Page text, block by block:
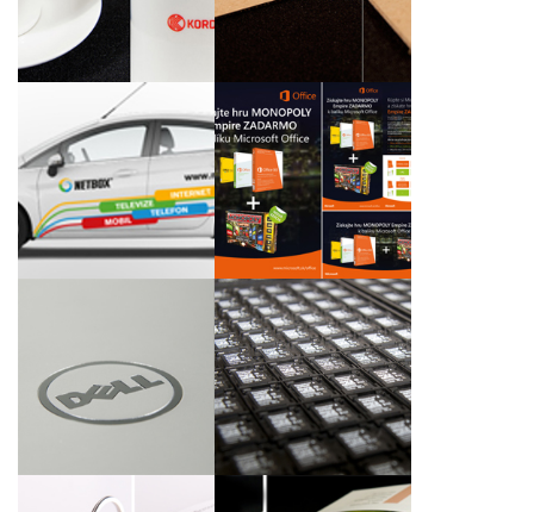
KORDÁRNA Plus a.s.
MyFoodMarket s.r.o.
Grafický návrh a
realizace polepu aut
společnosti Netbox -
Smart Comp. a.s.
Jarní prodejní kampaň
Microsoft Office
společnosti Microsoft
Slovakia s.r.o.
notebooků společnosti
enterpoint s.r.o.
Kompletace tabletů s
mikroSD kartami
společnosti SWS a.s.